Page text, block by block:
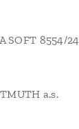
SOFT 8554/24
a.s.